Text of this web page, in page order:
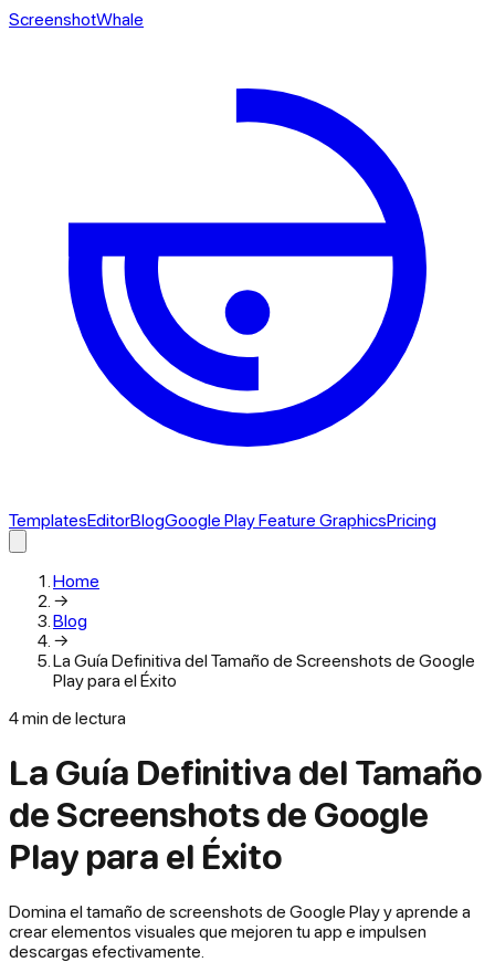
ScreenshotWhale
TemplatesEditorBlogGoogle Play Feature GraphicsPricing
Home
→
Blog
→
La Guía Definitiva del Tamaño de Screenshots de Google
Play para el Éxito
4min de lectura
La Guía Definitiva del Tamaño
de Screenshots de Google
Play para el Éxito
Domina el tamaño de screenshots de Google Play y aprende a
crear elementos visuales que mejoren tu app e impulsen
descargas efectivamente.